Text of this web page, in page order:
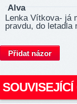
Alva
Lenka Vítkova- já
pravdu, do letadla
Přidat názor